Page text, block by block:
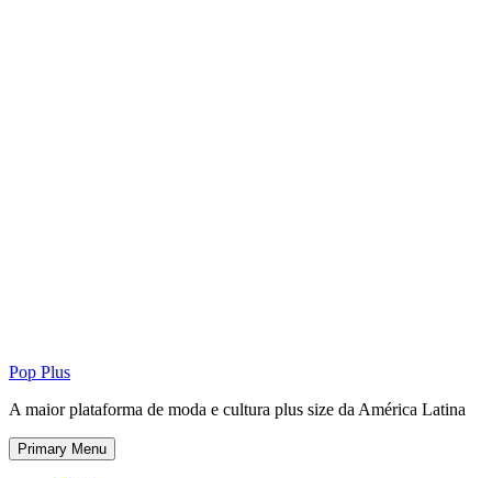
Pop Plus
A maior plataforma de moda e cultura plus size da América Latina
Primary Menu